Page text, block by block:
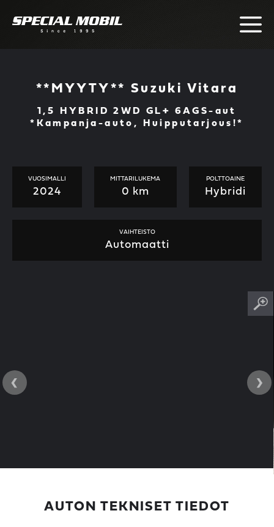
**MYYTY** Suzuki Vitara
1,5 HYBRID 2WD GL+ 6AGS-aut
*Kampanja-auto, Huipputarjous!*
VUOSIMALLI
2024
MITTARILUKEMA
0 km
POLTTOAINE
Hybridi
VAIHTEISTO
Automaatti
‹ ›
AUTON TEKNISET TIEDOT